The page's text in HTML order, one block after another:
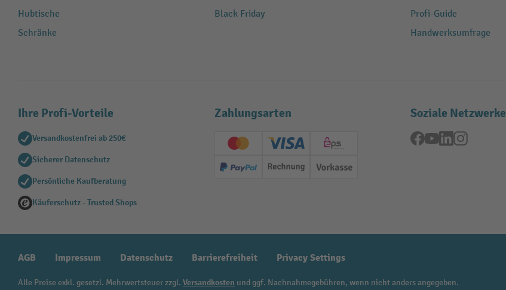
Hubtische
Schränke
Black Friday
Profi-Guide
Handwerksumfrage
Ihre Profi-Vorteile
Versandkostenfrei ab 250€
Sicherer Datenschutz
Persönliche Kaufberatung
Käuferschutz - Trusted Shops
Zahlungsarten
Creditcard (Master)Creditcard (Visa)
EPS
PayPal Rechnung Vorkasse
Soziale Netzwerke
Facebook
YouTubeLinkedInInstagram
AGB Impressum Datenschutz Barrierefreiheit Privacy Settings
Alle Preise exkl. gesetzl. Mehrwertsteuer zzgl. Versandkosten und ggf. Nachnahmegebühren, wenn nicht anders angegeben.